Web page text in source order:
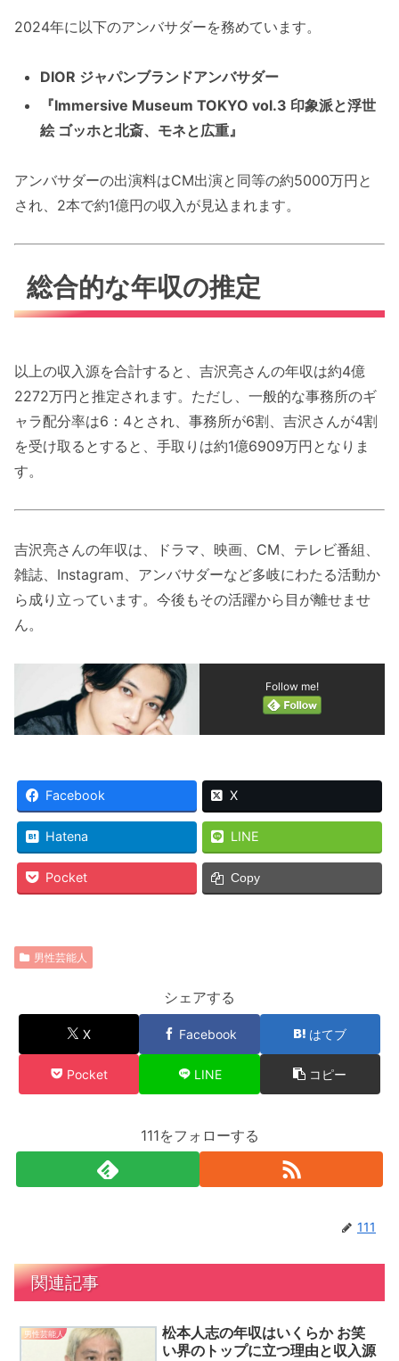
2024年に以下のアンバサダーを務めています。
DIOR ジャパンブランドアンバサダー
『Immersive Museum TOKYO vol.3 印象派と浮世
絵 ゴッホと北斎、モネと広重』
アンバサダーの出演料はCM出演と同等の約5000万円と
され、2本で約1億円の収入が見込まれます。
総合的な年収の推定
以上の収入源を合計すると、吉沢亮さんの年収は約4億
2272万円と推定されます。ただし、一般的な事務所のギ
ャラ配分率は6：4とされ、事務所が6割、吉沢さんが4割
を受け取るとすると、手取りは約1億6909万円となりま
す。
吉沢亮さんの年収は、ドラマ、映画、CM、テレビ番組、
雑誌、Instagram、アンバサダーなど多岐にわたる活動か
ら成り立っています。今後もその活躍から目が離せませ
ん。
Follow me!
Facebook X
Hatena LINE
Pocket Copy
男性芸能人
シェアする
X Facebook はてブ
Pocket LINE コピー
111をフォローする
111
関連記事
男性芸能人
松本人志の年収はいくらか お笑
い界のトップに立つ理由と収入源